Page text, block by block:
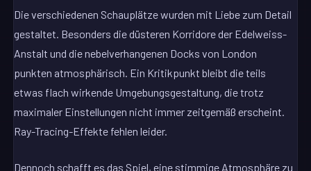
Die verschiedenen Schauplätze wurden mit Liebe zum Detail
gestaltet. Besonders die düsteren Korridore der Edelweiss-
Anstalt und die nebelverhangenen Docks von London
punkten atmosphärisch. Ein Kritikpunkt bleibt die teils
etwas flach wirkende Umgebungsgestaltung, die trotz
maximaler Einstellungen nicht immer zeitgemäß erscheint.
Ray-Tracing-Effekte fehlen leider.
Dennoch schafft es das Spiel, eine stimmige Atmosphäre zu